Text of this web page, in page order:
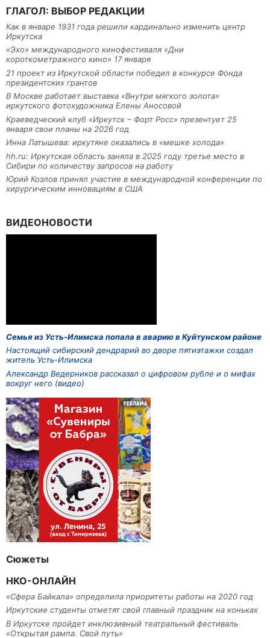
ГЛАГОЛ: ВЫБОР РЕДАКЦИИ
Как в январе 1931 года решили кардинально изменить центр
Иркутска
«Эхо» международного кинофестиваля «Дни
короткометражного кино» 17 января
21 проект из Иркутской области победил в конкурсе Фонда
президентских грантов
В Москве работает выставка «Внутри мягкого золота»
иркутского фотохудожника Елены Аносовой
Краеведческий клуб «Иркутск – Форт Росс» презентует 25
января свои планы на 2026 год
Инна Латышева: иркутяне оказались в «мешке холода»
hh.ru: Иркутская область заняла в 2025 году третье место в
Сибири по количеству запросов на работу
Юрий Козлов принял участие в международной конференции по
хирургическим инновациям в США
ВИДЕОНОВОСТИ
Семья из Усть-Илимска попала в аварию в Куйтунском районе
Настоящий сибирский дендрарий во дворе пятиэтажки создал
житель Усть-Илимска
Александр Ведерников рассказал о цифровом рубле и о мифах
вокруг него (видео)
Сюжеты
НКО-ОНЛАЙН
«Сфера Байкала» определила приоритеты работы на 2020 год
Иркутские студенты отметят свой главный праздник на коньках
В Иркутске пройдет инклюзивный театральный фестиваль
«Открытая рампа. Свой путь»